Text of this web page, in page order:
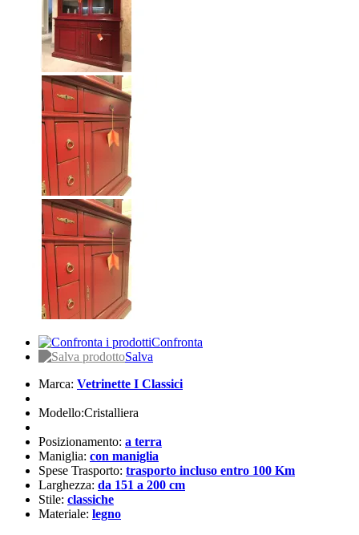
Confronta
Salva
Marca: Vetrinette I Classici
Modello:Cristalliera
Posizionamento: a terra
Maniglia: con maniglia
Spese Trasporto: trasporto incluso entro 100 Km
Larghezza: da 151 a 200 cm
Stile: classiche
Materiale: legno